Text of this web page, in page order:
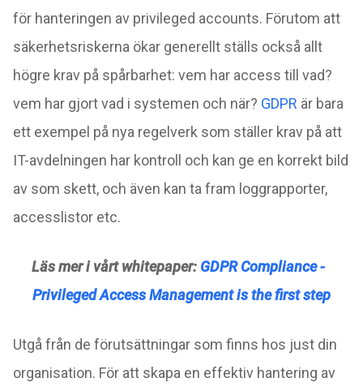
för hanteringen av privileged accounts. Förutom att
säkerhetsriskerna ökar generellt ställs också allt
högre krav på spårbarhet: vem har access till vad?
vem har gjort vad i systemen och när? GDPR är bara
ett exempel på nya regelverk som ställer krav på att
IT-avdelningen har kontroll och kan ge en korrekt bild
av som skett, och även kan ta fram loggrapporter,
accesslistor etc.
Läs mer i vårt whitepaper: GDPR Compliance -
Privileged Access Management is the first step
Utgå från de förutsättningar som finns hos just din
organisation. För att skapa en effektiv hantering av